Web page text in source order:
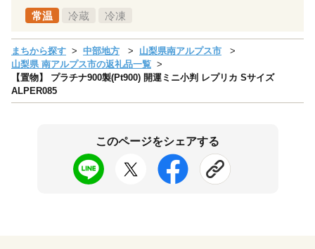
常温 冷蔵 冷凍
まちから探す 中部地方
山梨県南アルプス市
山梨県 南アルプス市の返礼品一覧
【置物】 プラチナ900製(Pt900) 開運ミニ小判 レプリカ Sサイズ
ALPER085
このページをシェアする